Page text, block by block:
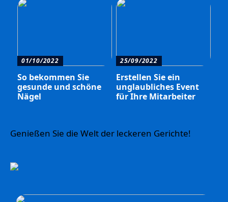
01/10/2022
So bekommen Sie
gesunde und schöne
Nägel
25/09/2022
Erstellen Sie ein
unglaubliches Event
für Ihre Mitarbeiter
Genießen Sie die Welt der leckeren Gerichte!